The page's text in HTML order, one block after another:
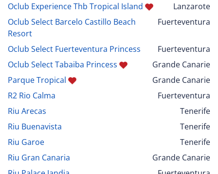
Oclub Experience Thb Tropical Island
Lanzarote
Oclub Select Barcelo Castillo Beach
Resort
Fuerteventura
Oclub Select Fuerteventura Princess
Fuerteventura
Oclub Select Tabaiba Princess
Grande Canarie
Parque Tropical
Grande Canarie
R2 Rio Calma
Fuerteventura
Riu Arecas
Tenerife
Riu Buenavista
Tenerife
Riu Garoe
Tenerife
Riu Gran Canaria
Grande Canarie